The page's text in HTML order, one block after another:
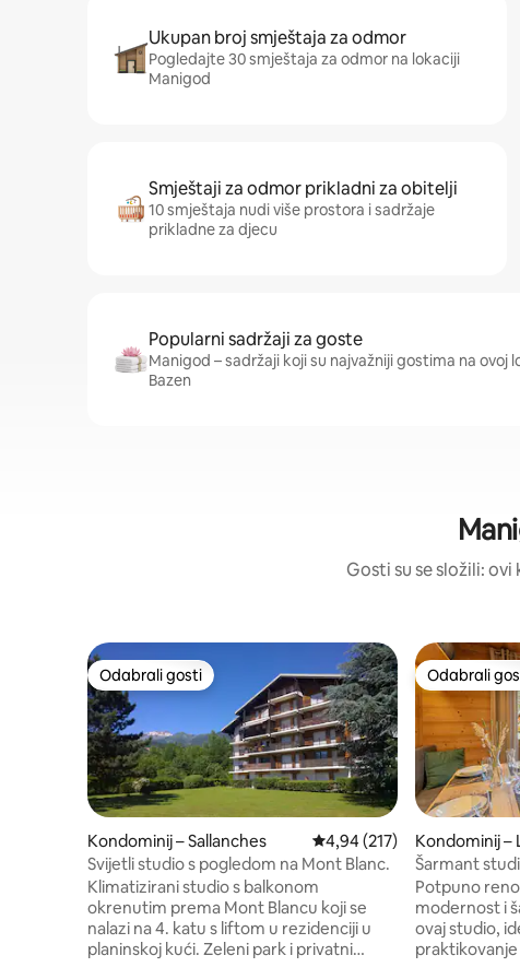
Ukupan broj smještaja za odmor
Pogledajte 30 smještaja za odmor na lokaciji
Manigod
Smještaji za odmor prikladni za obitelji
10 smještaja nudi više prostora i sadržaje
prikladne za djecu
Popularni sadržaji za goste
Manigod – sadržaji koji su najvažniji gostima na ovoj
Bazen
Gosti su se složili:
Odabrali gosti
Odabrali gosti
Kondominij – Sallanches Prosječna ocjena: 4,94/5,
4,94 (217)
Svijetli studio s pogledom na Mont Blanc.
Klimatizirani studio s balkonom
okrenutim prema Mont Blancu koji se
nalazi na 4. katu s liftom u rezidenciji u
planinskoj kući. Zeleni park i privatni
Odabrali
Odabrali
Kondominij –
and
Šarmant
Potpuno
modernost i
ovaj studio,